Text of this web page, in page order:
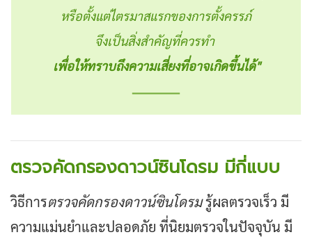
หรือตั้งแต่ไตรมาสแรกของการตั้งครรภ์
จึงเป็นสิ่งสำคัญที่ควรทำ
เพื่อให้ทราบถึงความเสี่ยงที่อาจเกิดขึ้นได้"
ตรวจคัดกรองดาวน์ซินโดรม มีกี่แบบ
วิธีการตรวจคัดกรองดาวน์ซินโดรมรู้ผลตรวจเร็ว มี
ความแม่นยำและปลอดภัย ที่นิยมตรวจในปัจจุบัน มี